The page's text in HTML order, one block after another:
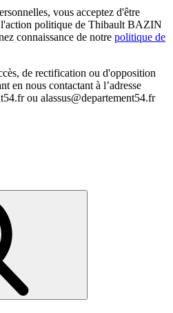
vous acceptez d'être
l'action politique de Thibault BAZIN
connaissance de notre politique de
de rectification ou d'opposition
en nous contactant à l’adresse
ou alassus@departement54.fr